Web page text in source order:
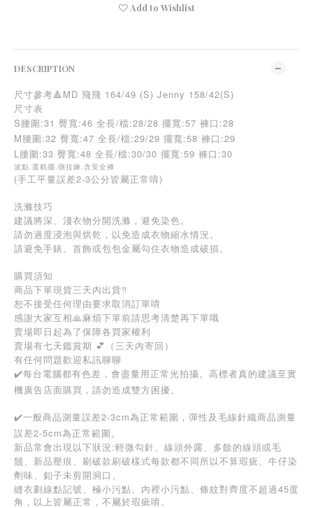
Add to Wishlist
DESCRIPTION
尺寸參考🔺MD 飛飛 164/49 (S) Jenny 158/42(S)
尺寸表
S腰圍:31 臀寬:46 全長/檔:28/28 擺寬:57 褲口:28
M腰圍:32 臀寬:47 全長/檔:29/29 擺寬:58 褲口:29
L 腰圍:33 臀寬:48 全長/檔:30/30 擺寬:59 褲口:30
波點.蛋糕擺.側拉鍊.含安全褲
(手工平量誤差2-3公分皆屬正常唷)
洗滌技巧
建議將深、淺衣物分開洗滌，避免染色。
請勿過度浸泡與烘乾，以免造成衣物縮水情況。
請避免手錶、首飾或包包金屬勾住衣物造成破損。
購買須知
商品下單現貨三天內出貨‼️
恕不接受任何理由要求取消訂單唷
感謝大家互相🙏麻煩下單前請思考清楚再下單哦
賣場即日起為了保障各買家權利
賣場有七天鑑賞期 💕（三天內寄回）
有任何問題歡迎私訊聊聊
✔️每台電腦都有色差，會盡量用正常光拍攝。高標者真的建議至實
機廣告店面購買，請勿造成雙方困擾。
✔️一般商品測量誤差2-3cm為正常範圍，彈性及毛線針織商品測量
誤差2-5cm為正常範圍。
新品常會出現以下狀況:輕微勾針、線頭外露、多餘的線頭或毛
鬚、新品壓痕、刷破款刷破樣式每款都不同所以不算瑕疵、牛仔染
劑味、釦子未剪開洞口、
縫衣劃線點記號、極小污點、內裡小污點、條紋對齊度不超過45 度
角，以上皆屬正常，不屬於瑕疵唷。